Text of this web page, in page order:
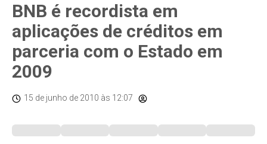
BNB é recordista em
aplicações de créditos em
parceria com o Estado em
2009
15 de junho de 2010 às 12:07